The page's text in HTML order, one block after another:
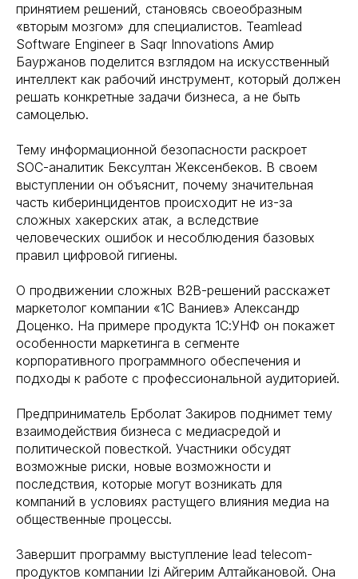
принятием решений, становясь своеобразным
«вторым мозгом» для специалистов. Teamlead
Software Engineer в Saqr Innovations Амир
Бауржанов поделится взглядом на искусственный
интеллект как рабочий инструмент, который должен
решать конкретные задачи бизнеса, а не быть
самоцелью.
Тему информационной безопасности раскроет
SOC-аналитик Бексултан Жексенбеков. В своем
выступлении он объяснит, почему значительная
часть киберинцидентов происходит не из-за
сложных хакерских атак, а вследствие
человеческих ошибок и несоблюдения базовых
правил цифровой гигиены.
О продвижении сложных B2B-решений расскажет
маркетолог компании «1С Ваниев» Александр
Доценко. На примере продукта 1С:УНФ он покажет
особенности маркетинга в сегменте
корпоративного программного обеспечения и
подходы к работе с профессиональной аудиторией.
Предприниматель Ерболат Закиров поднимет тему
взаимодействия бизнеса с медиасредой и
политической повесткой. Участники обсудят
возможные риски, новые возможности и
последствия, которые могут возникать для
компаний в условиях растущего влияния медиа на
общественные процессы.
Завершит программу выступление lead telecom-
продуктов компании Izi Айгерим Алтайкановой. Она